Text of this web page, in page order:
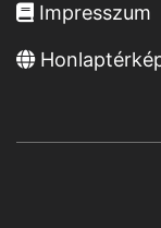
Impresszum